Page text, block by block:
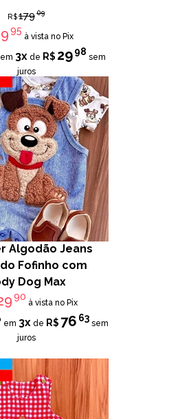
R$17909
95
à vista no Pix
3xde R$ 29 98
sem
juros
Algodão Jeans
Fofinho com
Dog Max
90
à vista no Pix
em 3x de R$ 76 63
sem
juros